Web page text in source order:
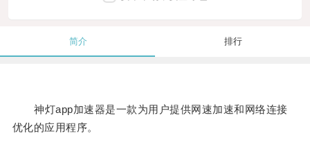
简介 排行
神灯app加速器是一款为用户提供网速加速和网络连接
优化的应用程序。